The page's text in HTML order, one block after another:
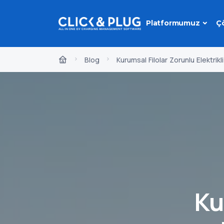
Platformumuz
Blog Kurumsal Filolar Zorunlu Elektrikli